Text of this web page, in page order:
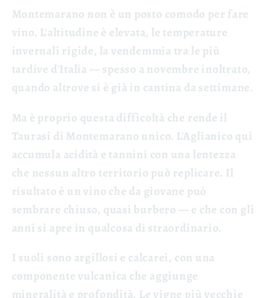
Montemarano non è un posto comodo per fare
vino. L'altitudine è elevata, le temperature
invernali rigide, la vendemmia tra le più
tardive d'Italia — spesso a novembre inoltrato,
quando altrove si è già in cantina da settimane.
Ma è proprio questa difficoltà che rende il
Taurasi di Montemarano unico. L'Aglianico qui
accumula acidità e tannini con una lentezza
che nessun altro territorio può replicare. Il
risultato è un vino che da giovane può
sembrare chiuso, quasi burbero — e che con gli
anni si apre in qualcosa di straordinario.
I suoli sono argillosi e calcarei, con una
componente vulcanica che aggiunge
mineralità e profondità. Le vigne più vecchie